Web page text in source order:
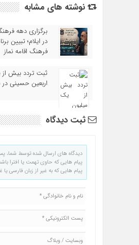
نوشته های مشابه
برگزاری دهه
در ایلام؛ تبیین
فرهنگ اقامه نماز
ثبت تردد بیش از
اربعین حسینی
ثبت دیدگاه
دیدگاه های ارسال شده توسط شما،
پیام هایی که حاوی تهمت یا افترا
پیام هایی که به غیر از زبان فارسی